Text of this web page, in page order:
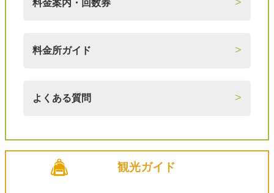
料金案内・回数券
料金所ガイド
よくある質問
観光ガイド